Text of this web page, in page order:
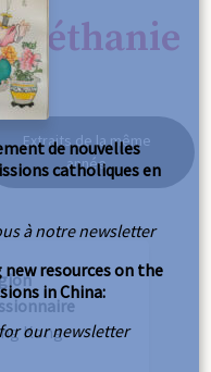
Béthanie
Extraits de la même
année
Kong
de nouvelles
catholiques en
à notre newsletter
resources on the
in China:
our newsletter